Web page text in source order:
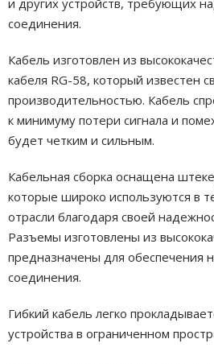
и других устройств, требующих
соединения.
Кабель изготовлен из
кабеля RG-58, который известен
производительностью. Кабель
к минимуму потери сигнала и
будет четким и сильным.
Кабельная сборка оснащена
которые широко используются в
отрасли благодаря своей
Разъемы изготовлены из
предназначены для обеспечения
соединения.
Гибкий кабель легко
устройства в ограниченном